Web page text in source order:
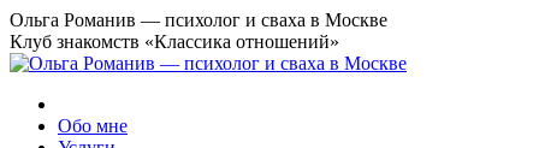
Перейти
к
содержанию
Ольга Романив — психолог и сваха в Москве
Клуб знакомств «Классика отношений»
Обо мне